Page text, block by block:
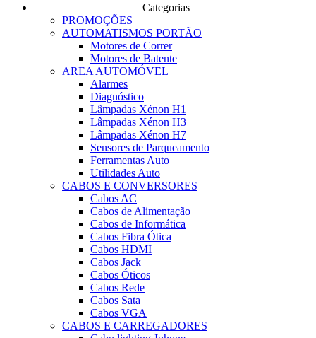
Categorias
PROMOÇÕES
AUTOMATISMOS PORTÃO
Motores de Correr
Motores de Batente
AREA AUTOMÓVEL
Alarmes
Diagnóstico
Lâmpadas Xénon H1
Lâmpadas Xénon H3
Lâmpadas Xénon H7
Sensores de Parqueamento
Ferramentas Auto
Utilidades Auto
CABOS E CONVERSORES
Cabos AC
Cabos de Alimentação
Cabos de Informática
Cabos Fibra Ótica
Cabos HDMI
Cabos Jack
Cabos Óticos
Cabos Rede
Cabos Sata
Cabos VGA
CABOS E CARREGADORES